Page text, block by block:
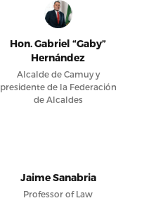
Hon. Gabriel “Gaby”
Hernández
Alcalde de Camuy y
presidente de la Federación
de Alcaldes
Jaime Sanabria
Professor of Law